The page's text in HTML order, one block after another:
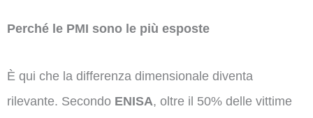
Perché le PMI sono le più esposte
È qui che la differenza dimensionale diventa
rilevante. Secondo ENISA, oltre il 50% delle vittime